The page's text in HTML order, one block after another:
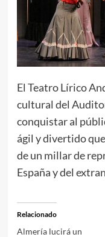
El Teatro Lírico
cultural del
conquistar al
ágil y divertido
de un millar de
España y del
Relacionado
Almería lucirá un